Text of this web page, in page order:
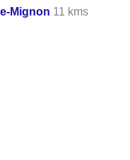
Mignon 11 kms